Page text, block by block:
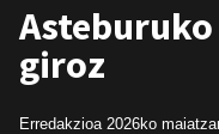
giroz
Erredakzioa 2026ko